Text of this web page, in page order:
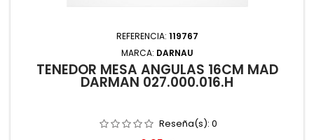
REFERENCIA: 119767
MARCA: DARNAU
TENEDOR MESA ANGULAS 16CM MAD
DARMAN 027.000.016.H
Reseña(s): 0